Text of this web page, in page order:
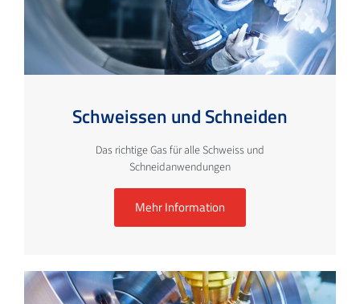
Schweissen und Schneiden
Das richtige Gas für alle Schweiss und
Schneidanwendungen
Mehr Information